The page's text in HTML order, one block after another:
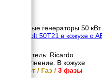
Газовые генераторы 50 кВт
Gazvolt 50T21 в кожухе с
Двигатель: Ricardo
Исполнение: В кожухе
50 кВт / Газ / 3 фазы